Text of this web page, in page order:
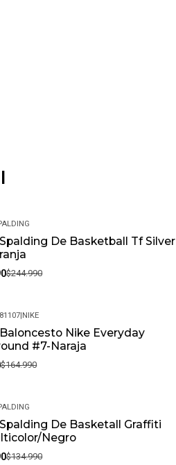
De Basketball Tf Silver
$244.990
|NIKE
Nike Everyday
#7-Naraja
$164.990
De Basketall Graffiti
Negro
$134.990